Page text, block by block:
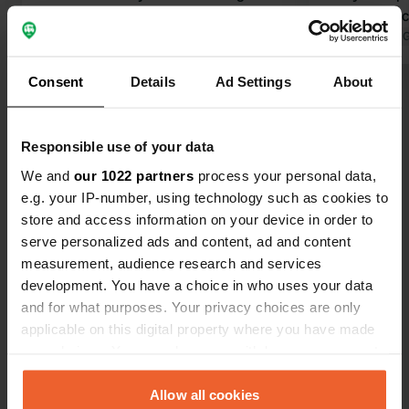
Consent Details Ad Settings About
Responsible use of your data
We and our 1022 partners process your personal data,
e.g. your IP-number, using technology such as cookies to
store and access information on your device in order to
serve personalized ads and content, ad and content
measurement, audience research and services
development. You have a choice in who uses your data
and for what purposes. Your privacy choices are only
applicable on this digital property where you have made
any time from the Cookie Declaration or by clicking on
the Privacy trigger icon.Allow all cookies
overnachten en de volgende dag de
bunkers te bezoeken.
een
onder de
Vertaald door
Ben jij hier geweest?
Contact
Locatie